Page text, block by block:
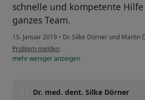
schnelle und kompetente
ganzes Team.
15. Januar 2019 • Dr. Silke Dörner und Martin
Problem melden
mehrwenigeranzeigen
Dr. med. dent. Silke Dörner